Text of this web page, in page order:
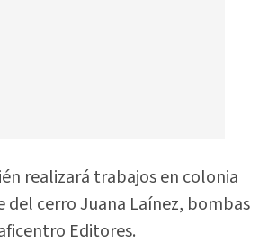
realizará trabajos en colonia
del cerro Juana Laínez, bombas
Editores.